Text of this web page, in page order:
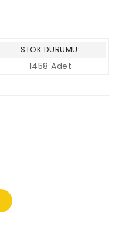
STOK DURUMU:
1458 Adet